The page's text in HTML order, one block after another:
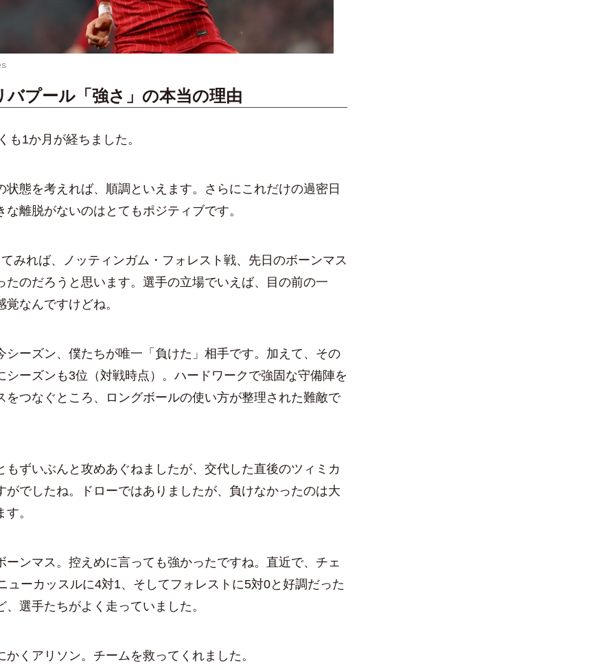
バプール「強さ」の本当の理由
1か月が経ちました。
態を考えれば、順調といえます。さらにこれだけの過密日
な離脱がないのはとてもポジティブです。
みれば、ノッティンガム・フォレスト戦、先日のボーンマス
たのだろうと思います。選手の立場でいえば、目の前の一
なんですけどね。
ーズン、僕たちが唯一「負けた」相手です。加えて、その
シーズンも3位（対戦時点）。ハードワークで強固な守備陣を
をつなぐところ、ロングボールの使い方が整理された難敵で
ずいぶんと攻めあぐねましたが、交代した直後のツィミカ
がでしたね。ドローではありましたが、負けなかったのは大
。
ンマス。控えめに言っても強かったですね。直近で、チェ
ューカッスルに4対1、そしてフォレストに5対0と好調だった
、選手たちがよく走っていました。
くアリソン。チームを救ってくれました。